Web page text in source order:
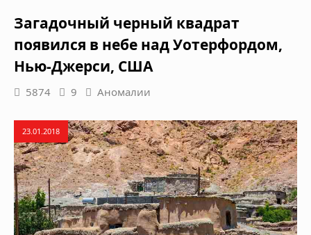
Загадочный черный квадрат
появился в небе над Уотерфордом,
Нью-Джерси, США
5874 9 Аномалии
23.01.2018